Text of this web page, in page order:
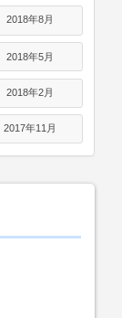
2018年8月
2018年5月
2018年2月
2017年11月